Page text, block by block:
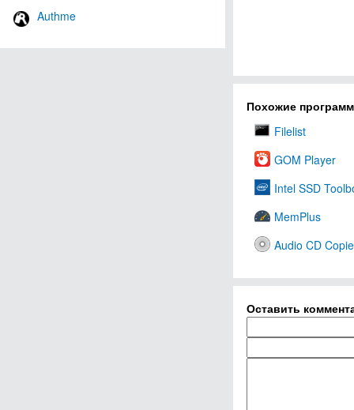
Authme
Похожие
Filelist
GOM Player
Intel SSD
MemPlus
Audio CD
Оставить